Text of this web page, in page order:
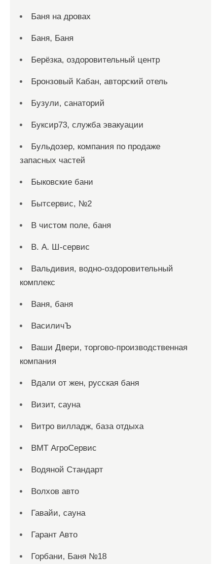
Баня на дровах
Баня, Баня
Берёзка, оздоровительный центр
Бронзовый Кабан, авторский отель
Бузули, санаторий
Буксир73, служба эвакуации
Бульдозер, компания по продаже
запасных частей
Быковские бани
Бытсервис, №2
В чистом поле, баня
В. А. Ш-сервис
Вальдивия, водно-оздоровительный
комплекс
Ваня, баня
ВасиличЪ
Ваши Двери, торгово-производственная
компания
Вдали от жен, русская баня
Визит, сауна
Витро вилладж, база отдыха
ВМТ АгроСервис
Водяной Стандарт
Волхов авто
Гавайи, сауна
Гарант Авто
Горбани, Баня №18